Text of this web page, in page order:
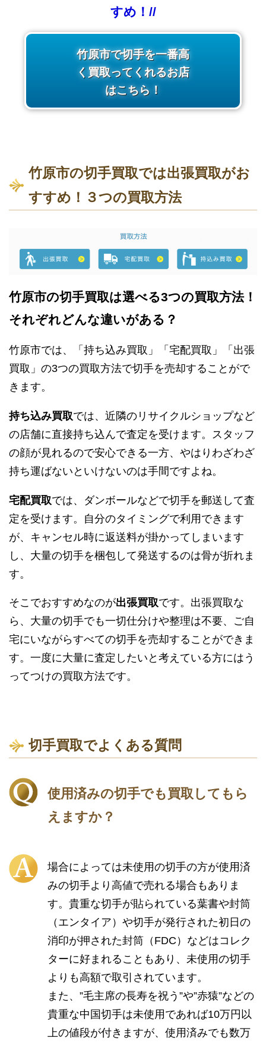
すめ！//
竹原市で切手を一番高
く買取ってくれるお店
はこちら！
竹原市の切手買取では出張買取がお
すすめ！３つの買取方法
竹原市の切手買取は選べる3つの買取方法！
それぞれどんな違いがある？
竹原市では、「持ち込み買取」「宅配買取」「出張
買取」の3つの買取方法で切手を売却することがで
きます。
持ち込み買取では、近隣のリサイクルショップなど
の店舗に直接持ち込んで査定を受けます。スタッフ
の顔が見れるので安心できる一方、やはりわざわざ
持ち運ばないといけないのは手間ですよね。
宅配買取では、ダンボールなどで切手を郵送して査
定を受けます。自分のタイミングで利用できます
が、キャンセル時に返送料が掛かってしまいます
し、大量の切手を梱包して発送するのは骨が折れま
す。
そこでおすすめなのが出張買取です。出張買取な
ら、大量の切手でも一切仕分けや整理は不要、ご自
宅にいながらすべての切手を売却することができま
す。一度に大量に査定したいと考えている方にはう
ってつけの買取方法です。
切手買取でよくある質問
使用済みの切手でも買取してもら
えますか？
場合によっては未使用の切手の方が使用済
みの切手より高値で売れる場合もありま
す。貴重な切手が貼られている葉書や封筒
（エンタイア）や切手が発行された初日の
消印が押された封筒（FDC）などはコレク
ターに好まれることもあり、未使用の切手
よりも高額で取引されています。
また、”毛主席の長寿を祝う”や”赤猿”などの
貴重な中国切手は未使用であれば10万円以
上の値段が付きますが、使用済みでも数万